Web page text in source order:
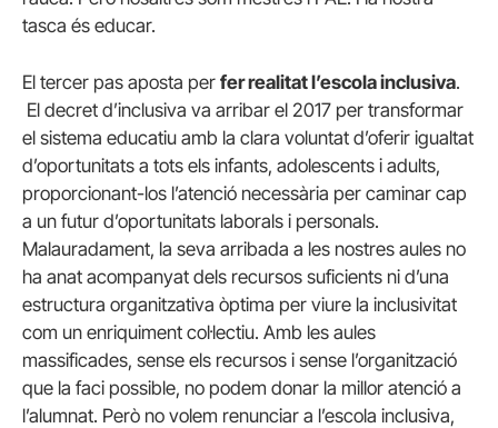
tasca és educar.
El tercer pas aposta per fer realitat l’escola inclusiva.
El decret d’inclusiva va arribar el 2017 per transformar
el sistema educatiu amb la clara voluntat d’oferir igualtat
d’oportunitats a tots els infants, adolescents i adults,
proporcionant-los l’atenció necessària per caminar cap
a un futur d’oportunitats laborals i personals.
Malauradament, la seva arribada a les nostres aules no
ha anat acompanyat dels recursos suficients ni d’una
estructura organitzativa òptima per viure la inclusivitat
com un enriquiment col·lectiu. Amb les aules
massificades, sense els recursos i sense l’organització
que la faci possible, no podem donar la millor atenció a
l’alumnat. Però no volem renunciar a l’escola inclusiva,